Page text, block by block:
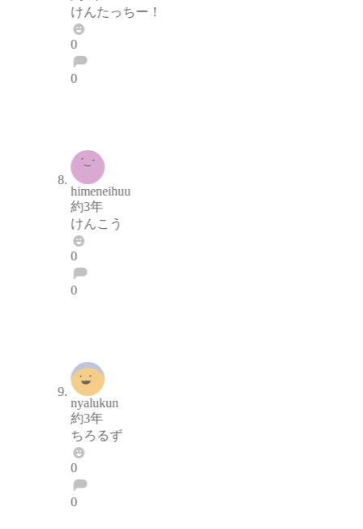
けんたっちー！
0
0
himeneihuu
約3年
けんこう
0
0
nyalukun
約3年
ちろるず
0
0